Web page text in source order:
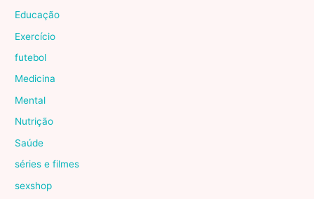
Educação
Exercício
futebol
Medicina
Mental
Nutrição
Saúde
séries e filmes
sexshop